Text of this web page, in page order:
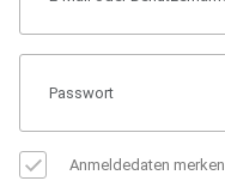
Anmeldedaten merken